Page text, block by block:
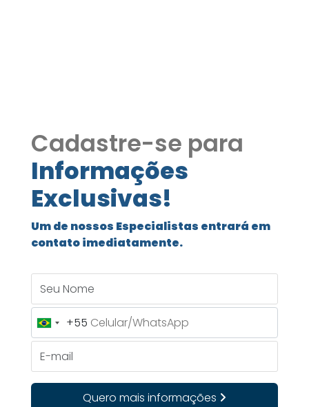
Cadastre-se para
Informações
Exclusivas!
Um de nossos Especialistas entrará em
contato imediatamente.
Brazil
+55
+55
Quero mais informações